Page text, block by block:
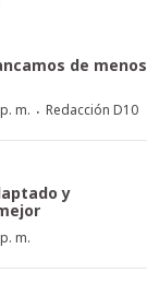
de menos
m. · Redacción D10
y
m.